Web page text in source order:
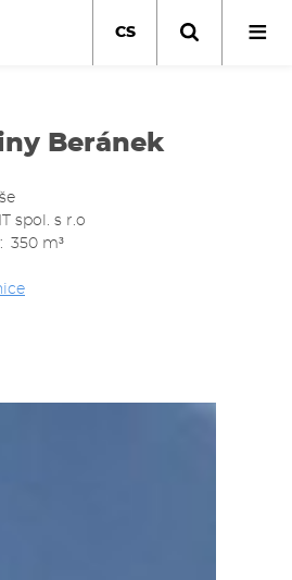
CS
Beránek
spol. s r.o
350 m³